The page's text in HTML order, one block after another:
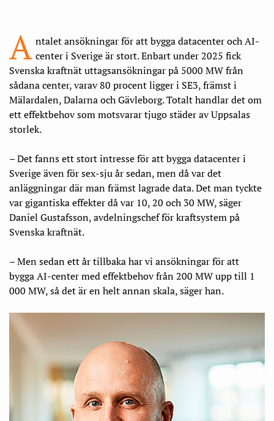
A ntalet ansökningar för att bygga datacenter och AI-
center i Sverige är stort. Enbart under 2025 fick
Svenska kraftnät uttagsansökningar på 5000 MW från
sådana center, varav 80 procent ligger i SE3, främst i
Mälardalen, Dalarna och Gävleborg. Totalt handlar det om
ett effektbehov som motsvarar tjugo städer av Uppsalas
storlek.
– Det fanns ett stort intresse för att bygga datacenter i
Sverige även för sex-sju år sedan, men då var det
anläggningar där man främst lagrade data. Det man tyckte
var gigantiska effekter då var 10, 20 och 30 MW, säger
Daniel Gustafsson, avdelningschef för kraftsystem på
Svenska kraftnät.
– Men sedan ett år tillbaka har vi ansökningar för att
bygga AI-center med effektbehov från 200 MW upp till 1
000 MW, så det är en helt annan skala, säger han.